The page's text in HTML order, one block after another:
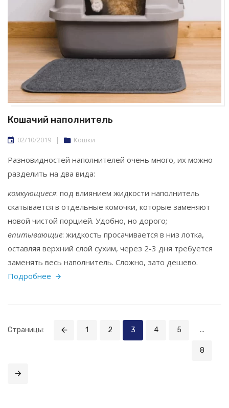
Кошачий наполнитель
02/10/2019 | Кошки
Разновидностей наполнителей очень много, их можно
разделить на два вида:
комкующиеся: под влиянием жидкости наполнитель
скатывается в отдельные комочки, которые заменяют
новой чистой порцией. Удобно, но дорого;
впитывающие: жидкость просачивается в низ лотка,
оставляя верхний слой сухим, через 2-3 дня требуется
заменять весь наполнитель. Сложно, зато дешево.
Подробнее
Страницы: 1 2 3 4 5 ...
8